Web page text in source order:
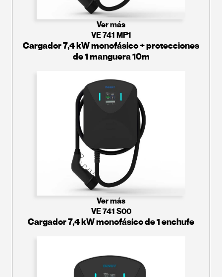
Ver más
VE 741 MP1
Cargador 7,4 kW monofásico + protecciones
de 1 manguera 10m
Ver más
VE 741 S00
Cargador 7,4 kW monofásico de 1 enchufe